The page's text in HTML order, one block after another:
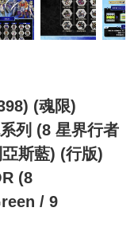
(魂限)
列 (8 星界行者
斯藍) (行版)
(8
/ 9